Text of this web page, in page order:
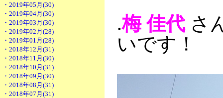
・2019年05月(30)
・2019年04月(30)
・2019年03月(30)
・2019年02月(28)
・2019年01月(28)
・2018年12月(31)
・2018年11月(30)
・2018年10月(31)
・2018年09月(30)
・2018年08月(31)
・2018年07月(31)
.梅 佳代さ
いです！